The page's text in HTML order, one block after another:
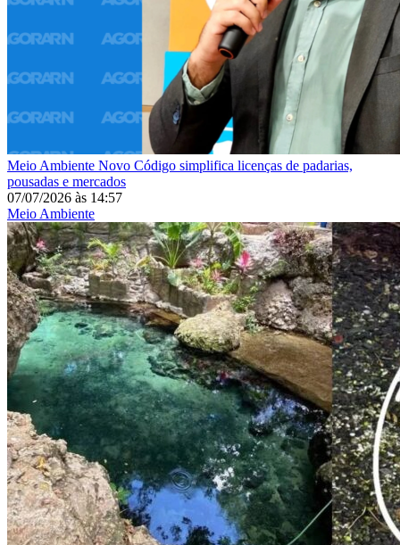
Meio Ambiente Novo Código simplifica licenças de padarias,
pousadas e mercados
07/07/2026 às 14:57
Meio Ambiente